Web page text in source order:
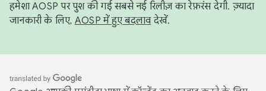
हमेशा AOSP पर पुश की गई सबसे नई रिलीज़ का रेफ़रंस देगी. ज़्यादा
जानकारी के लिए, AOSP में हुए बदलावदेखें.